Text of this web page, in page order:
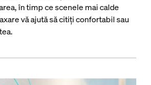
în timp ce scenele mai calde
vă ajută să citiți confortabil sau